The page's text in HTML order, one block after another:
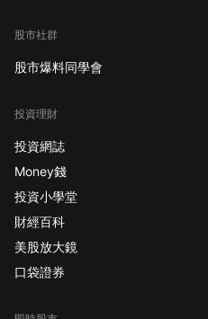
股市社群
股市爆料同學會
投資理財
投資網誌
Money錢
投資小學堂
財經百科
美股放大鏡
口袋證券